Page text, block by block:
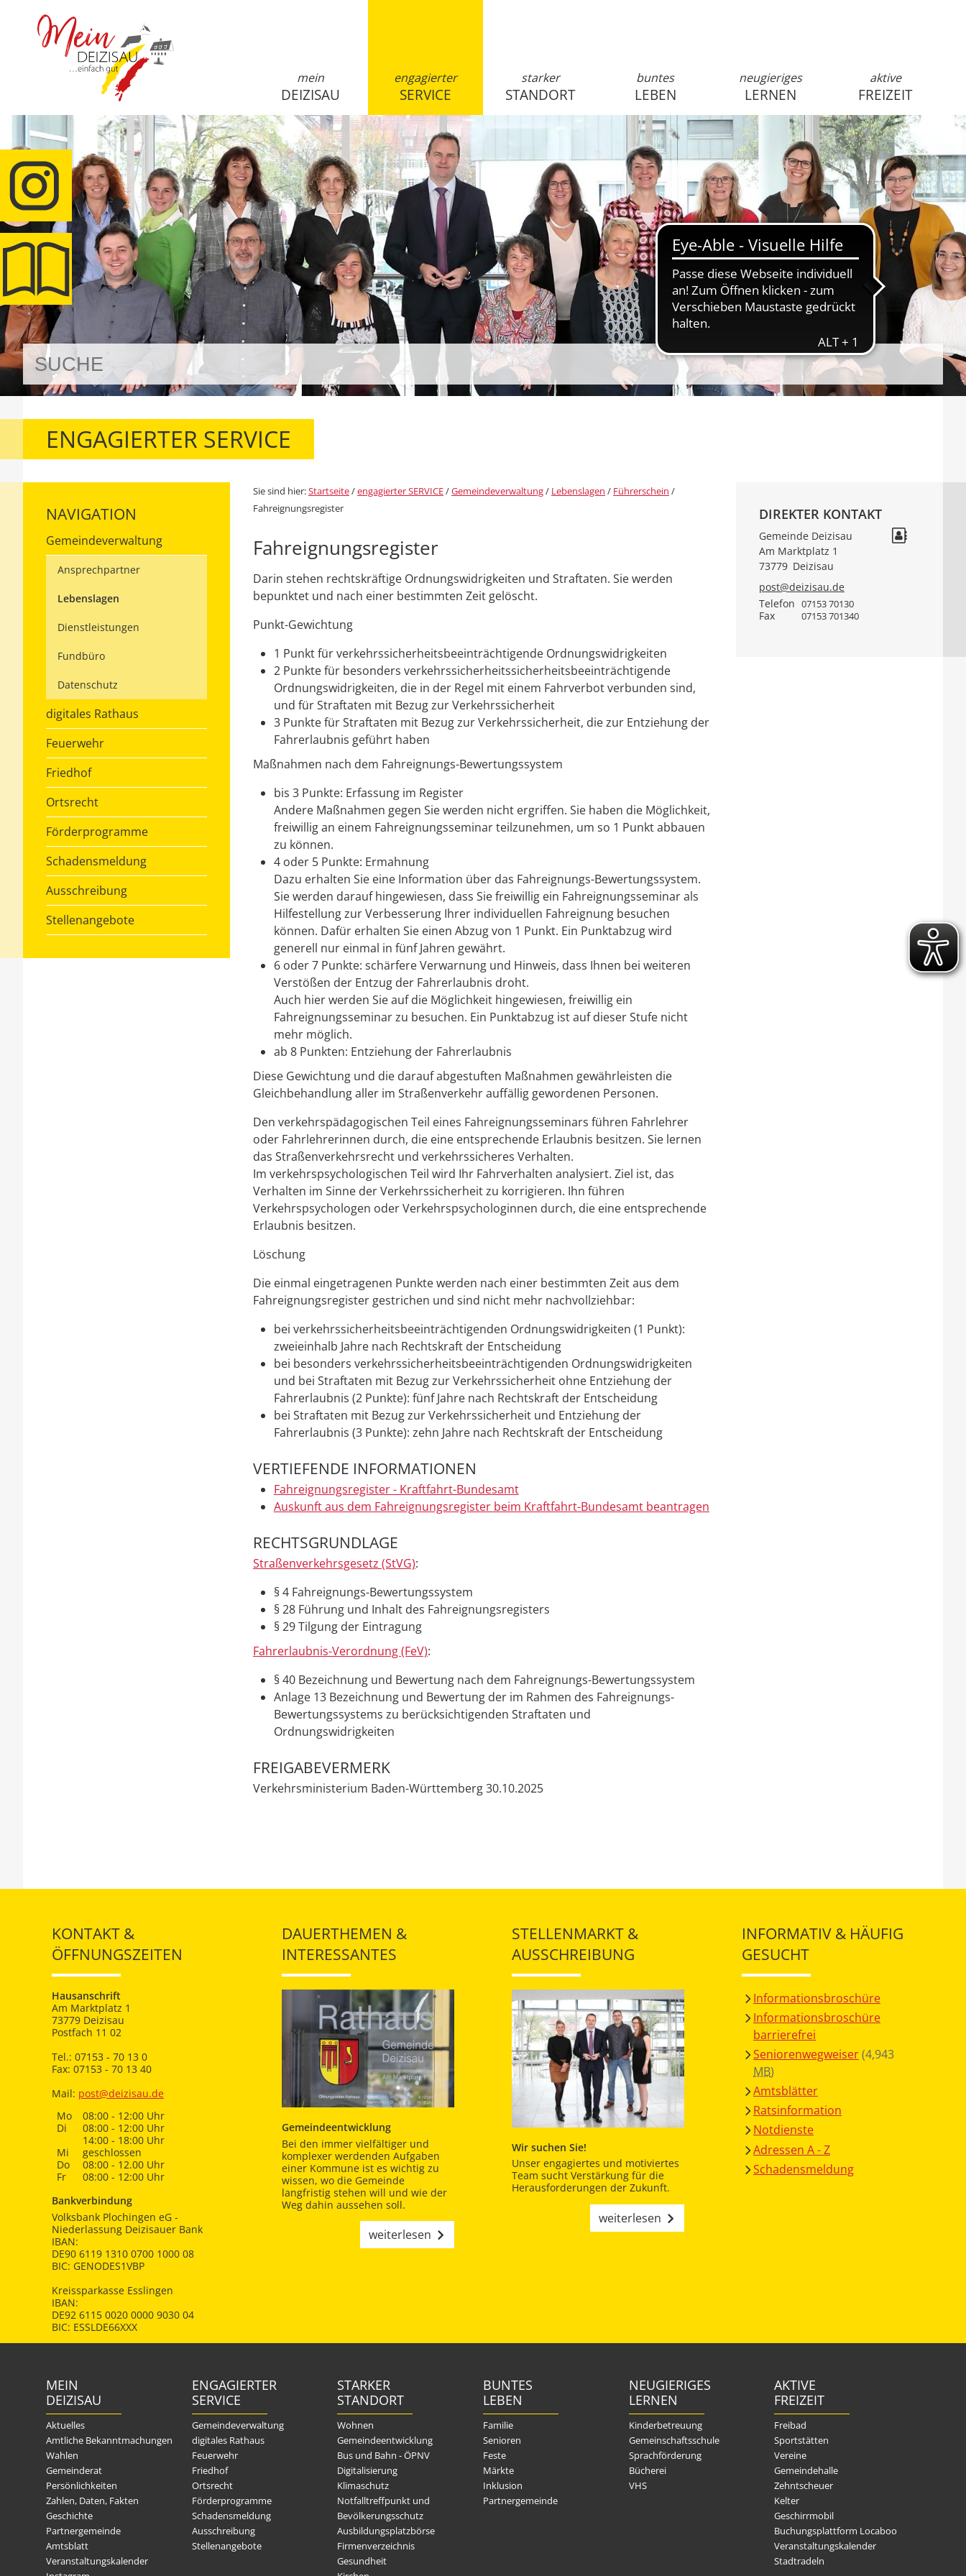
anmelden
mein
DEIZISAU
engagierter
SERVICE
starker
STANDORT
buntes
LEBEN
neugieriges
LERNEN
aktive
FREIZEIT
ENGAGIERTER SERVICE
NAVIGATION
Gemeindeverwaltung
Ansprechpartner
Lebenslagen
Dienstleistungen
Fundbüro
Datenschutz
digitales Rathaus
Feuerwehr
Friedhof
Ortsrecht
Förderprogramme
Schadensmeldung
Ausschreibung
Stellenangebote
Sie sind hier:Startseite/engagierter SERVICE/Gemeindeverwaltung/ Lebenslagen / Führerschein /
Fahreignungsregister
Fahreignungsregister
Darin stehen rechtskräftige Ordnungswidrigkeiten und Straftaten. Sie werden
bepunktet und nach einer bestimmten Zeit gelöscht.
Punkt-Gewichtung
1 Punkt für verkehrssicherheitsbeeinträchtigende Ordnungswidrigkeiten
2 Punkte für besonders verkehrssicherheitssicherheitsbeeinträchtigende
Ordnungswidrigkeiten, die in der Regel mit einem Fahrverbot verbunden sind,
und für Straftaten mit Bezug zur Verkehrssicherheit
3 Punkte für Straftaten mit Bezug zur Verkehrssicherheit, die zur Entziehung der
Fahrerlaubnis geführt haben
Maßnahmen nach dem Fahreignungs-Bewertungssystem
bis 3 Punkte: Erfassung im Register
Andere Maßnahmen gegen Sie werden nicht ergriffen. Sie haben die Möglichkeit,
freiwillig an einem Fahreignungsseminar teilzunehmen, um so 1 Punkt abbauen
zu können.
4 oder 5 Punkte: Ermahnung
Dazu erhalten Sie eine Information über das Fahreignungs-Bewertungssystem.
Sie werden darauf hingewiesen, dass Sie freiwillig ein Fahreignungsseminar als
Hilfestellung zur Verbesserung Ihrer individuellen Fahreignung besuchen
können. Dafür erhalten Sie einen Abzug von 1 Punkt. Ein Punktabzug wird
generell nur einmal in fünf Jahren gewährt.
6 oder 7 Punkte: schärfere Verwarnung und Hinweis, dass Ihnen bei weiteren
Verstößen der Entzug der Fahrerlaubnis droht.
Auch hier werden Sie auf die Möglichkeit hingewiesen, freiwillig ein
Fahreignungsseminar zu besuchen. Ein Punktabzug ist auf dieser Stufe nicht
mehr möglich.
ab 8 Punkten: Entziehung der Fahrerlaubnis
Diese Gewichtung und die darauf abgestuften Maßnahmen gewährleisten die
Gleichbehandlung aller im Straßenverkehr auffällig gewordenen Personen.
Den verkehrspädagogischen Teil eines Fahreignungsseminars führen Fahrlehrer
oder Fahrlehrerinnen durch, die eine entsprechende Erlaubnis besitzen. Sie lernen
das Straßenverkehrsrecht und verkehrssicheres Verhalten.
Im verkehrspsychologischen Teil wird Ihr Fahrverhalten analysiert. Ziel ist, das
Verhalten im Sinne der Verkehrssicherheit zu korrigieren. Ihn führen
Verkehrspsychologen oder Verkehrspsychologinnen durch, die eine entsprechende
Erlaubnis besitzen.
Löschung
Die einmal eingetragenen Punkte werden nach einer bestimmten Zeit aus dem
Fahreignungsregister gestrichen und sind nicht mehr nachvollziehbar:
bei verkehrssicherheitsbeeinträchtigenden Ordnungswidrigkeiten (1 Punkt):
zweieinhalb Jahre nach Rechtskraft der Entscheidung
bei besonders verkehrssicherheitsbeeinträchtigenden Ordnungswidrigkeiten
und bei Straftaten mit Bezug zur Verkehrssicherheitohne Entziehung der
Fahrerlaubnis (2 Punkte): fünf Jahre nach Rechtskraft der Entscheidung
bei Straftaten mit Bezug zur Verkehrssicherheitund Entziehung der
Fahrerlaubnis (3 Punkte): zehn Jahre nach Rechtskraft der Entscheidung
VERTIEFENDE INFORMATIONEN
Fahreignungsregister - Kraftfahrt-Bundesamt
Auskunft aus dem Fahreignungsregister beim Kraftfahrt-Bundesamt beantragen
RECHTSGRUNDLAGE
Straßenverkehrsgesetz (StVG):
§ 4 Fahreignungs-Bewertungssystem
§ 28 Führung und Inhalt des Fahreignungsregisters
§ 29 Tilgung der Eintragung
Fahrerlaubnis-Verordnung (FeV):
§ 40 Bezeichnung und Bewertung nach dem Fahreignungs-Bewertungssystem
Anlage 13 Bezeichnung und Bewertung der im Rahmen des Fahreignungs-
Bewertungssystems zu berücksichtigenden Straftaten und
Ordnungswidrigkeiten
FREIGABEVERMERK
Verkehrsministerium Baden-Württemberg30.10.2025
DIREKTER KONTAKT
Gemeinde Deizisau
Am Marktplatz 1
73779 Deizisau
post@deizisau.de
Telefon 07153 70130
Fax 07153 701340
KONTAKT &
ÖFFNUNGSZEITEN
Hausanschrift
Am Marktplatz 1
73779 Deizisau
Postfach 11 02
Tel.: 07153 - 70 13 0
Fax: 07153 - 70 13 40
Mail: post@deizisau.de
Mo
08:00 - 12:00 Uhr
Di
08:00 - 12:00 Uhr
14:00 - 18:00 Uhr
Mi
geschlossen
Do
08:00 - 12.00 Uhr
Fr
08:00 - 12:00 Uhr
Bankverbindung
Volksbank Plochingen eG -
Niederlassung Deizisauer Bank
IBAN:
DE90 6119 1310 0700 1000 08
BIC: GENODES1VBP
Kreissparkasse Esslingen
IBAN:
DE92 6115 0020 0000 9030 04
BIC: ESSLDE66XXX
DAUERTHEMEN &
INTERESSANTES
Gemeindeentwicklung
Bei den immer vielfältiger und
komplexer werdenden Aufgaben
einer Kommune ist es wichtig zu
wissen, wo die Gemeinde
langfristig stehen will und wie der
Weg dahin aussehen soll.
weiterlesen
STELLENMARKT &
AUSSCHREIBUNG
Wir suchen Sie!
Unser engagiertes und motiviertes
Team sucht Verstärkung für die
Herausforderungen der Zukunft.
weiterlesen
INFORMATIV & HÄUFIG
GESUCHT
Informationsbroschüre
Informationsbroschüre
barrierefrei
Seniorenwegweiser(4,943
MB)
Amtsblätter
Ratsinformation
Notdienste
Adressen A - Z
Schadensmeldung
MEIN
DEIZISAU
Aktuelles
Amtliche Bekanntmachungen
Wahlen
Gemeinderat
Persönlichkeiten
Zahlen, Daten, Fakten
Geschichte
Partnergemeinde
Amtsblatt
Veranstaltungskalender
ENGAGIERTER
SERVICE
Gemeindeverwaltung
digitales Rathaus
Feuerwehr
Friedhof
Ortsrecht
Förderprogramme
Schadensmeldung
Ausschreibung
Stellenangebote
STARKER
STANDORT
Wohnen
Gemeindeentwicklung
Bus und Bahn - ÖPNV
Digitalisierung
Klimaschutz
Notfalltreffpunkt und
Bevölkerungsschutz
Ausbildungsplatzbörse
Firmenverzeichnis
Gesundheit
BUNTES
LEBEN
Familie
Senioren
Feste
Märkte
Inklusion
Partnergemeinde
NEUGIERIGES
LERNEN
Kinderbetreuung
Gemeinschaftsschule
Sprachförderung
Bücherei
VHS
AKTIVE
FREIZEIT
Freibad
Sportstätten
Vereine
Gemeindehalle
Zehntscheuer
Kelter
Geschirrmobil
Buchungsplattform Locaboo
Veranstaltungskalender
Stadtradeln